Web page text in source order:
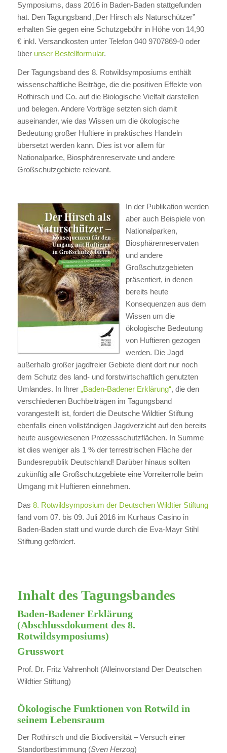
Symposiums, dass 2016 in Baden-Baden stattgefunden
hat. Den Tagungsband „Der Hirsch als Naturschützer”
erhalten Sie gegen eine Schutzgebühr in Höhe von 14,90
€ inkl. Versandkosten unter Telefon 040 9707869-0 oder
über unser Bestellformular.
Der Tagungsband des 8. Rotwildsymposiums enthält
wissenschaftliche Beiträge, die die positiven Effekte von
Rothirsch und Co. auf die Biologische Vielfalt darstellen
und belegen. Andere Vorträge setzten sich damit
auseinander, wie das Wissen um die ökologische
Bedeutung großer Huftiere in praktisches Handeln
übersetzt werden kann. Dies ist vor allem für
Nationalparke, Biosphärenreservate und andere
Großschutzgebiete relevant.
In der Publikation werden
aber auch Beispiele von
Nationalparken,
Biosphärenreservaten
und andere
Großschutzgebieten
präsentiert, in denen
bereits heute
Konsequenzen aus dem
Wissen um die
ökologische Bedeutung
von Huftieren gezogen
werden. Die Jagd
außerhalb großer jagdfreier Gebiete dient dort nur noch
dem Schutz des land- und forstwirtschaftlich genutzten
Umlandes. In Ihrer „Baden-Badener Erklärung“, die den
verschiedenen Buchbeiträgen im Tagungsband
vorangestellt ist, fordert die Deutsche Wildtier Stiftung
ebenfalls einen vollständigen Jagdverzicht auf den bereits
heute ausgewiesenen Prozessschutzflächen. In Summe
ist dies weniger als 1 % der terrestrischen Fläche der
Bundesrepublik Deutschland! Darüber hinaus sollten
zukünftig alle Großschutzgebiete eine Vorreiterrolle beim
Umgang mit Huftieren einnehmen.
Das 8. Rotwildsymposium der Deutschen Wildtier Stiftung
fand vom 07. bis 09. Juli 2016 im Kurhaus Casino in
Baden-Baden statt und wurde durch die Eva-Mayr Stihl
Stiftung gefördert.
Inhalt des Tagungsbandes
Baden-Badener Erklärung
(Abschlussdokument des 8.
Rotwildsymposiums)
Grusswort
Prof. Dr. Fritz Vahrenholt (Alleinvorstand Der Deutschen
Wildtier Stiftung)
Ökologische Funktionen von Rotwild in
seinem Lebensraum
Der Rothirsch und die Biodiversität – Versuch einer
Standortbestimmung (Sven Herzog)